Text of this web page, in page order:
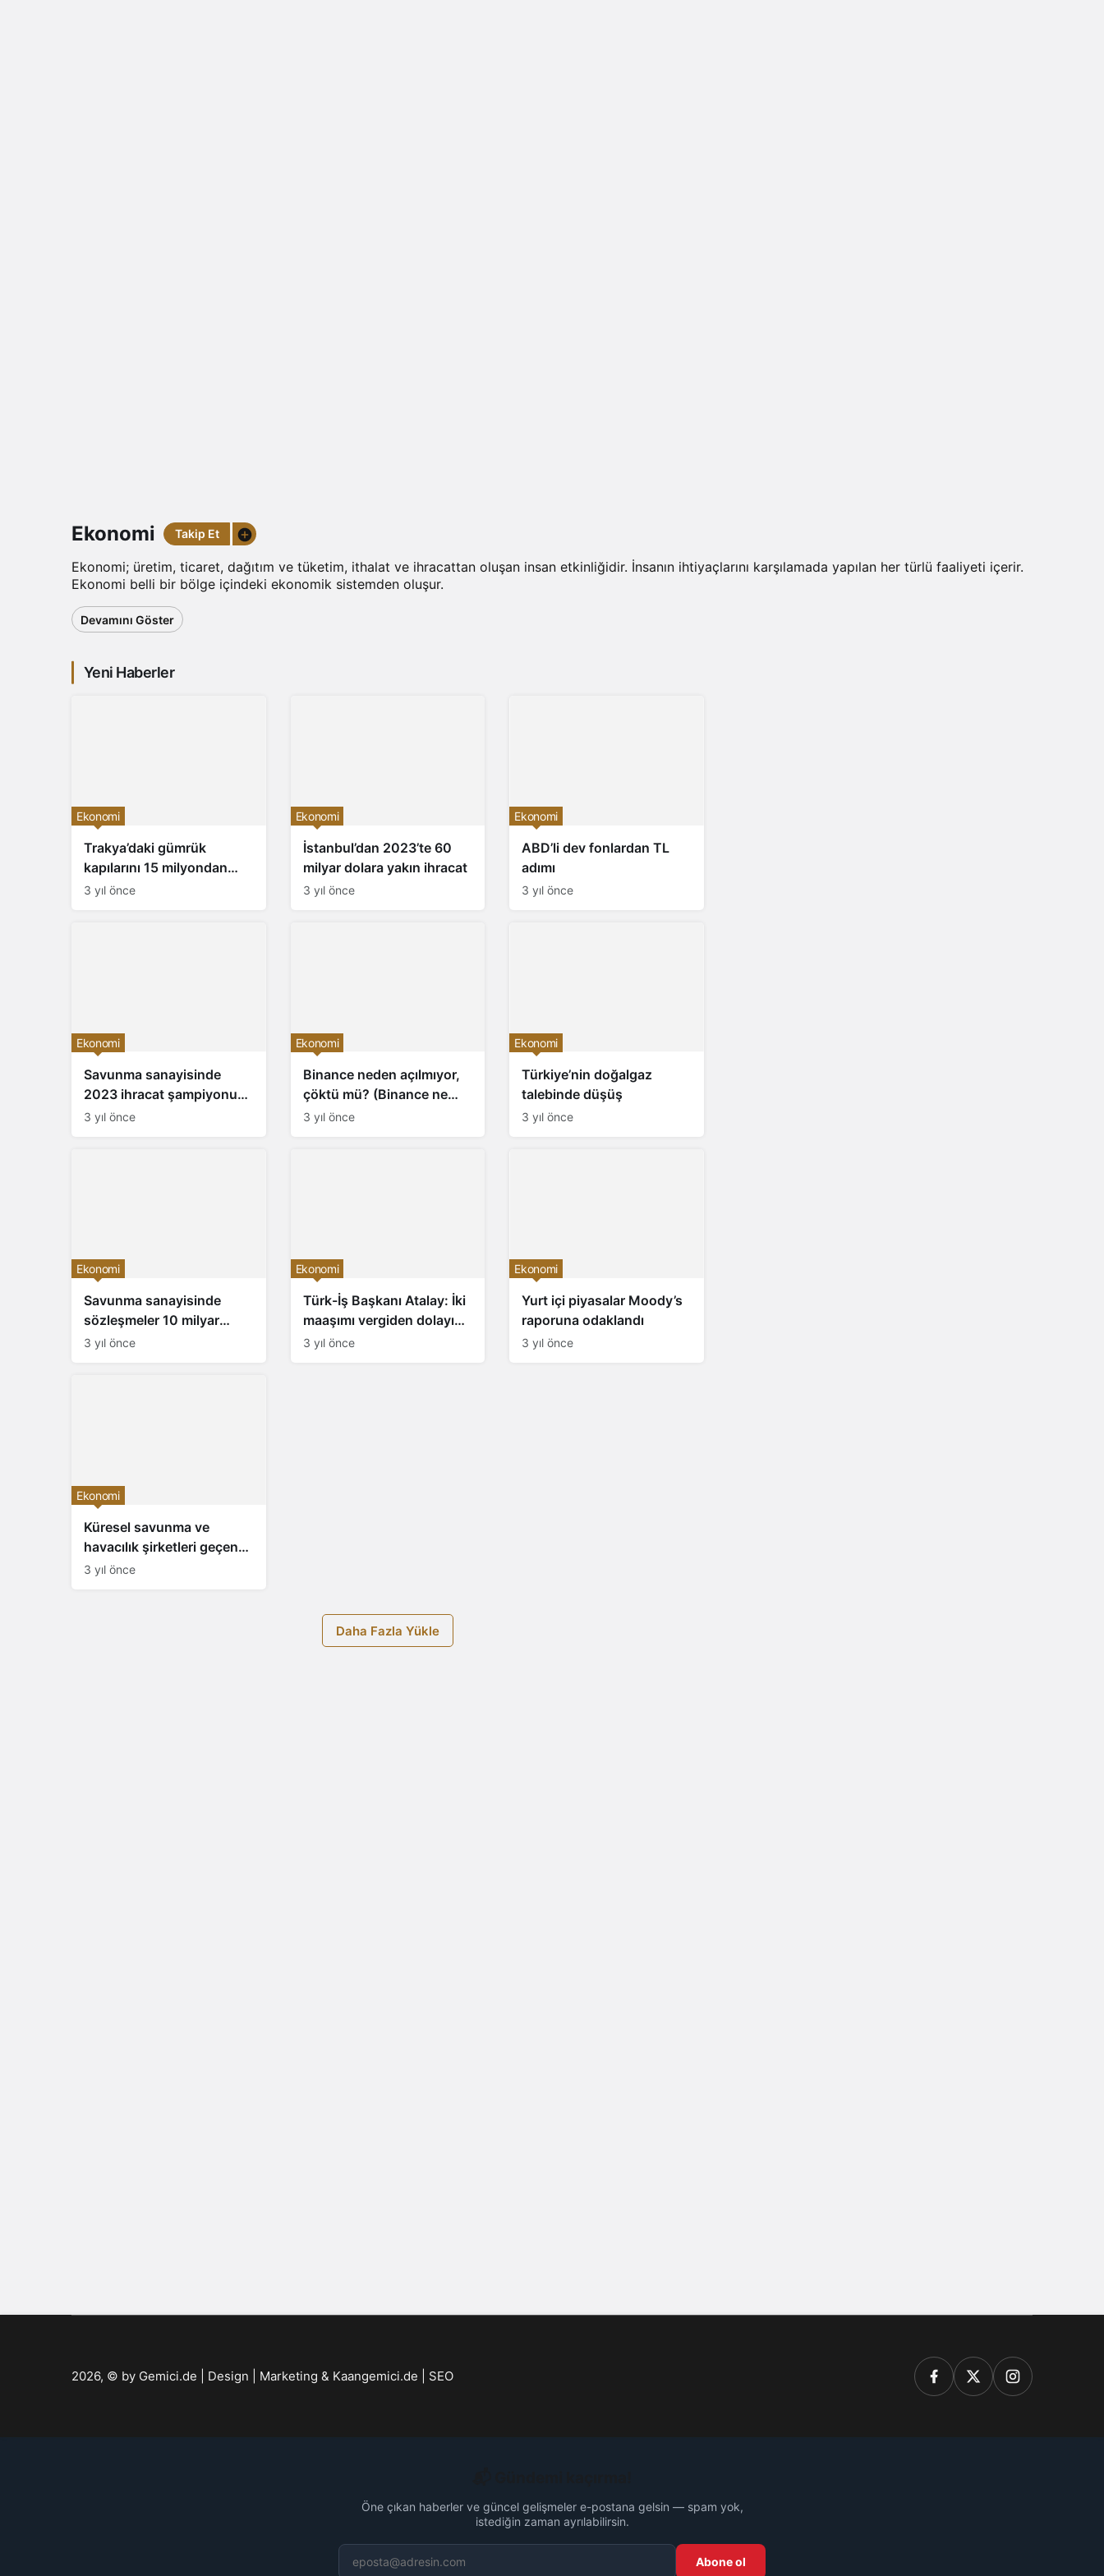
Ekonomi Takip Et
Ekonomi; üretim, ticaret, dağıtım ve tüketim, ithalat ve ihracattan oluşan insan etkinliğidir. İnsanın ihtiyaçlarını karşılamada yapılan her türlü faaliyeti içerir.
Ekonomi belli bir bölge içindeki ekonomik sistemden oluşur.
Devamını Göster
Yeni Haberler
Trakya’daki gümrük
kapılarını 15 milyondan
fazla yolcu kullandı
Ekonomi
3 yıl önce
İstanbul’dan 2023’te 60
milyar dolara yakın ihracat
Ekonomi
3 yıl önce
ABD’li dev fonlardan TL
adımı
Ekonomi
3 yıl önce
Savunma sanayisinde
2023 ihracat şampiyonu
Baykar
Ekonomi
3 yıl önce
Binance neden açılmıyor,
çöktü mü? (Binance ne
zaman
Ekonomi
3 yıl önce
Türkiye’nin doğalgaz
talebinde düşüş
Ekonomi
3 yıl önce
Savunma sanayisinde
sözleşmeler 10 milyar
doları aştı
Ekonomi
3 yıl önce
Türk-İş Başkanı Atalay: İki
maaşımı vergiden dolayı
alıyorlar
Ekonomi
3 yıl önce
Yurt içi piyasalar Moody’s
raporuna odaklandı
Ekonomi
3 yıl önce
Küresel savunma ve
havacılık şirketleri geçen
yıl yatırımcısını sevindirdi
Ekonomi
3 yıl önce
Daha Fazla Yükle
2026, © by Gemici.de | Design | Marketing & Kaangemici.de | SEO
Öne çıkan haberler ve güncel gelişmeler e-postana gelsin — spam yok,
istediğin zaman ayrılabilirsin.
Abone ol